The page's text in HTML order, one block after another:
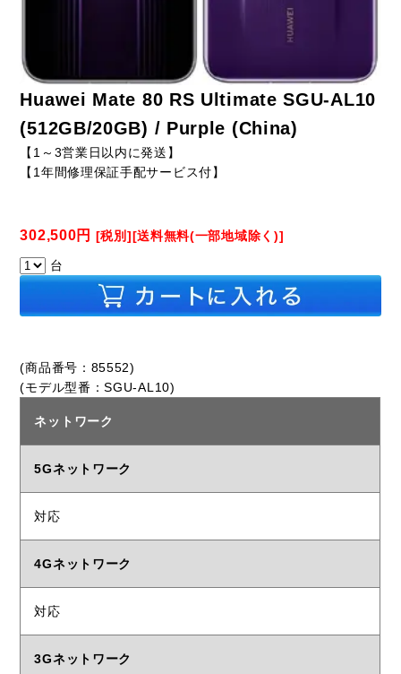
Huawei Mate 80 RS Ultimate SGU-AL10
(512GB/20GB) / Purple (China)
【1～3営業日以内に発送】
【1年間修理保証手配サービス付】
302,500円 [税別][送料無料(一部地域除く)]
台
(商品番号：85552)
(モデル型番：SGU-AL10)
ネットワーク
5Gネットワーク
対応
4Gネットワーク
対応
3Gネットワーク